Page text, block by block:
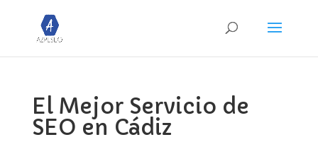
El Mejor Servicio de
SEO en Cádiz